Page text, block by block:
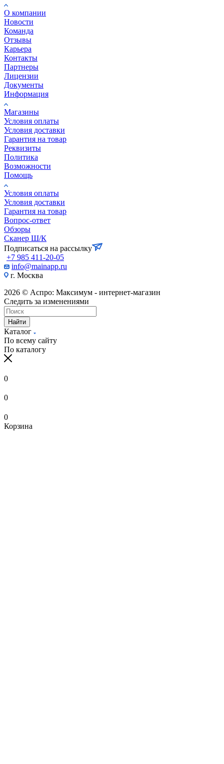
О компании
Новости
Команда
Отзывы
Карьера
Контакты
Партнеры
Лицензии
Документы
Информация
Магазины
Условия оплаты
Условия доставки
Гарантия на товар
Реквизиты
Политика
Возможности
Помощь
Условия оплаты
Условия доставки
Гарантия на товар
Вопрос-ответ
Обзоры
Сканер Ш/К
Подписаться на рассылку
+7 985 411-20-05
info@mainapp.ru
г. Москва
2026 © Аспро: Максимум - интернет-магазин
Следить за изменениями
Найти
Каталог
По всему сайту
По каталогу
0
0
0
Корзина